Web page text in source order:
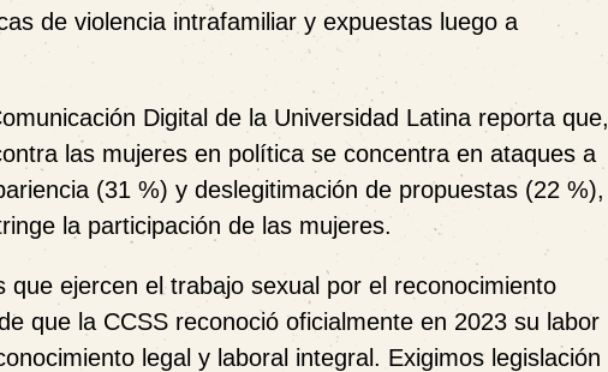
de violencia intrafamiliar y expuestas luego a
Digital de la Universidad Latina reporta que,
las mujeres en política se concentra en ataques a
(31 %) y deslegitimación de propuestas (22 %),
la participación de las mujeres.
ejercen el trabajo sexual por el reconocimiento
que la CCSS reconoció oficialmente en 2023 su labor
legal y laboral integral. Exigimos legislación